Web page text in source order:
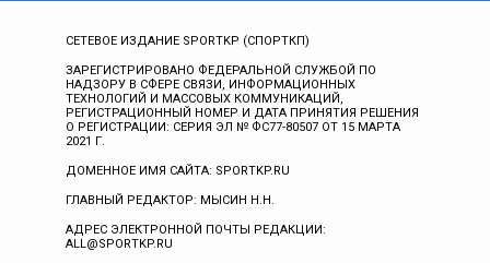
СЕТЕВОЕ ИЗДАНИЕ SPORTKP (СПОРТКП)
ЗАРЕГИСТРИРОВАНО ФЕДЕРАЛЬНОЙ СЛУЖБОЙ ПО
НАДЗОРУ В СФЕРЕ СВЯЗИ, ИНФОРМАЦИОННЫХ
ТЕХНОЛОГИЙ И МАССОВЫХ КОММУНИКАЦИЙ,
РЕГИСТРАЦИОННЫЙ НОМЕР И ДАТА ПРИНЯТИЯ РЕШЕНИЯ
О РЕГИСТРАЦИИ: СЕРИЯ ЭЛ № ФС77-80507 ОТ 15 МАРТА
2021 Г.
ДОМЕННОЕ ИМЯ САЙТА: SPORTKP.RU
ГЛАВНЫЙ РЕДАКТОР: МЫСИН Н.Н.
АДРЕС ЭЛЕКТРОННОЙ ПОЧТЫ РЕДАКЦИИ:
ALL@SPORTKP.RU